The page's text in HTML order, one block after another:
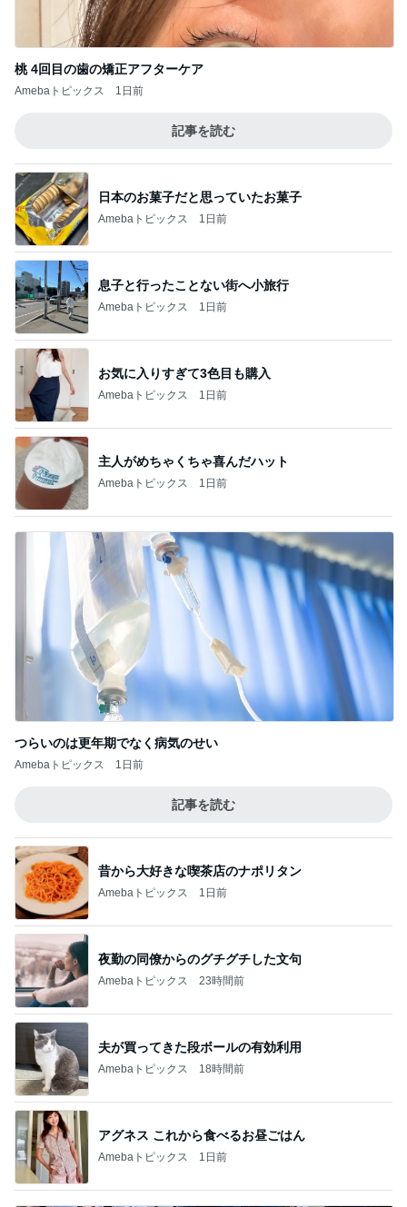
桃 4回目の歯の矯正アフターケア
Amebaトピックス 1日前
記事を読む
日本のお菓子だと思っていたお菓子
Amebaトピックス 1日前
息子と行ったことない街へ小旅行
Amebaトピックス 1日前
お気に入りすぎて3色目も購入
Amebaトピックス 1日前
主人がめちゃくちゃ喜んだハット
Amebaトピックス 1日前
つらいのは更年期でなく病気のせい
Amebaトピックス 1日前
記事を読む
昔から大好きな喫茶店のナポリタン
Amebaトピックス 1日前
夜勤の同僚からのグチグチした文句
Amebaトピックス 23時間前
夫が買ってきた段ボールの有効利用
Amebaトピックス 18時間前
アグネス これから食べるお昼ごはん
Amebaトピックス 1日前